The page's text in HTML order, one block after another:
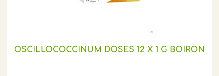
OSCILLOCOCCINUM DOSES 12 X 1 G BOIRON